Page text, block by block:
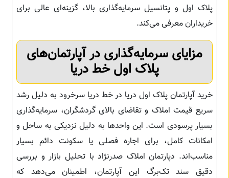
پلاک اول و پتانسیل سرمایه‌گذاری بالا، گزینه‌ای عالی برای
خریداران معرفی می‌کند.
مزایای سرمایه‌گذاری در آپارتمان‌های
پلاک اول خط دریا
خرید آپارتمان پلاک اول دریا در خط دریا سرخرود به دلیل رشد
سریع قیمت املاک و تقاضای بالای گردشگران، سرمایه‌گذاری
بسیار پرسودی است. این واحدها به دلیل نزدیکی به ساحل و
امکانات کامل، برای اجاره فصلی یا سکونت دائم بسیار
مناسب‌اند. دپارتمان املاک صدرنژاد با تحلیل بازار و بررسی
دقیق سند تک‌برگ این آپارتمان، اطمینان می‌دهد که